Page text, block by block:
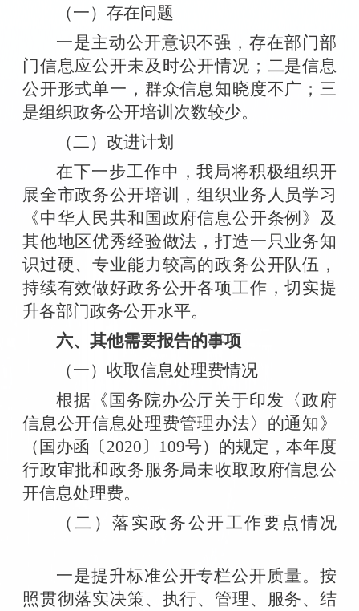
（一）存在问题
一是主动公开意识不强，存在部门部
门信息应公开未及时公开情况；二是信息
公开形式单一，群众信息知晓度不广；三
是组织政务公开培训次数较少。
（二）改进计划
在下一步工作中，我局将积极组织开
展全市政务公开培训，组织业务人员学习
《中华人民共和国政府信息公开条例》及
其他地区优秀经验做法，打造一只业务知
识过硬、专业能力较高的政务公开队伍，
持续有效做好政务公开各项工作，切实提
升各部门政务公开水平。
六、其他需要报告的事项
（一）收取信息处理费情况
根据《国务院办公厅关于印发〈政府
信息公开信息处理费管理办法〉的通知》
（国办函〔2020〕109号）的规定，本年度
行政审批和政务服务局未收取政府信息公
开信息处理费。
（二）落实政务公开工作要点情况
一是提升标准公开专栏公开质量。按
照贯彻落实决策、执行、管理、服务、结